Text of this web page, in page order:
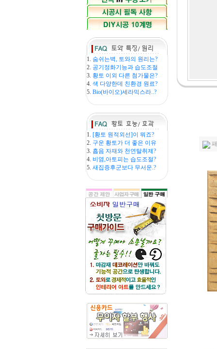
1. 숨쉬는벽, 토와의 원리는?
2. 공기정화기능과 습도조절
3. 황토 이외 다른 첨가물은?
4. 색 다양한데 친환경 원료?
5. Bio(바이오)세라믹스라..?
1. [황토 원적외선]이 뭐죠?
2. 구운 황토가 더 좋은 이유
3. 흡음 자재와 천연탈취제?
4. 비염,아토피는 습도조절?
5. 새집증후군보다 무서운.?